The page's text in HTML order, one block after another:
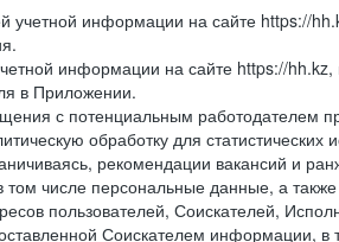
информации на сайте https://
информации на сайте https://
в Приложении.
с потенциальным работодателем
обработку для
рекомендации вакансий и
числе персональные данные, а
пользователей, Соискателей,
Соискателем информации,